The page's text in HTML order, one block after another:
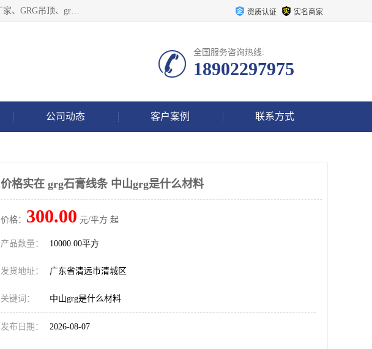
广东饰纪上品建材科技有限公司，主营grg材料、UHPC板、grc构件、uhpc幕墙板、grg厂家、grc厂家、uhpc厂家、GRG吊顶、grg石膏板、grg构件、外墙grc线条、grg造型、grg材料定制，uhpc高性能混凝土，uhpc构件，uhpc镂空挂板，grg材料生产厂家，广东grg厂家，广东grc厂家，联系方式*，2万平厂房，如果您对我公司的产品服务感兴趣，请联系我们。 资质认证 实名商家
全国服务咨询热线:
18902297975
公司动态 客户案例 联系方式
价格实在 grg石膏线条 中山grg是什么材料
价格： 300.00 元/平方 起
产品数量： 10000.00平方
发货地址： 广东省清远市清城区
关键词： 中山grg是什么材料
发布日期： 2026-08-07